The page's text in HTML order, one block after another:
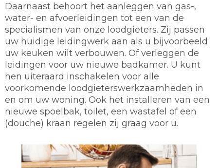
Daarnaast behoort het aanleggen van gas-,
water- en afvoerleidingen tot een van de
specialismen van onze loodgieters. Zij passen
uw huidige leidingwerk aan als u bijvoorbeeld
uw keuken wilt verbouwen. Of verleggen de
leidingen voor uw nieuwe badkamer. U kunt
hen uiteraard inschakelen voor alle
voorkomende loodgieterswerkzaamheden in
en om uw woning. Ook het installeren van een
nieuwe spoelbak, toilet, een wastafel of een
(douche) kraan regelen zij graag voor u.